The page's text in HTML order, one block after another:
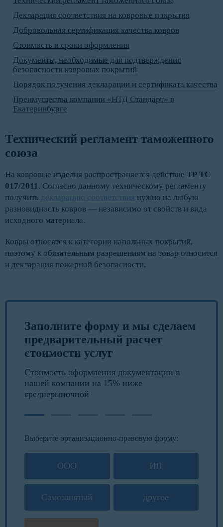
Декларация соответствия на ковровые покрытия
Добровольная сертификация качества ковров
Стоимость и сроки оформления
Документы, необходимые для подтверждения
безопасности ковровых покрытий
Порядок получения декларации и сертификата качества
Преимущества компании «НТД Стандарт» в
Екатеринбурге
Технический регламент таможенного
союза
На ковровые изделия распространяется действие ТР ТС
017/2011 . Согласно данному техническому регламенту
получить декларацию соответствия нужно на любую
разновидность ковров — независимо от свойств и вида
исходного материала.
Ковры относятся к категории напольных покрытий,
поэтому к обязательным разрешениям на товар относится
и декларация пожарной безопасности.
Заполните форму и мы сделаем
предварительный расчет
стоимости услуг
Стоимость оформления документации в
нашей компании на 15% ниже
среднерыночной
Выберите организационно-правовую форму:
ООО ИП
Самозанятый другое